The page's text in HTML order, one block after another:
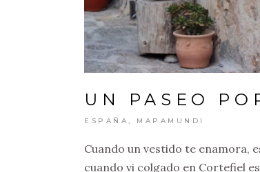
UN PASEO
ESPAÑA , MAPAMUNDI
Cuando un vestido te enamora,
cuando vi colgado en Cortefiel